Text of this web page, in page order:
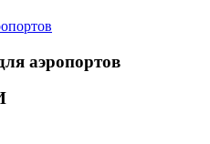
аэропортов